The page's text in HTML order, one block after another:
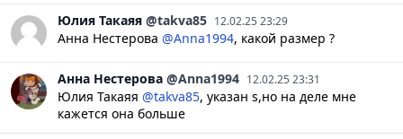
Юлия Такаяя @takva85 12.02.25 23:29
Анна Нестерова @Anna1994, какой размер ?
Анна Нестерова @Anna1994 12.02.25 23:31
Юлия Такаяя @takva85, указан s,но на деле мне
кажется она больше